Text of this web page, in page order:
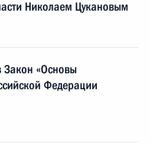
Николаем Цукановым
Закон «Основы
Федерации